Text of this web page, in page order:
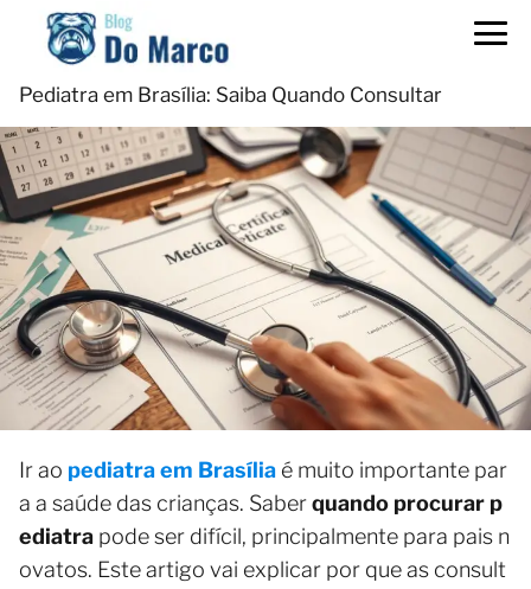
Pediatra em Brasília: Saiba Quando Consultar
Ir ao pediatra em Brasília é muito importante par
a a saúde das crianças. Saberquando procurar p
ediatra pode ser difícil, principalmente para pais n
ovatos. Este artigo vai explicar por que as consult